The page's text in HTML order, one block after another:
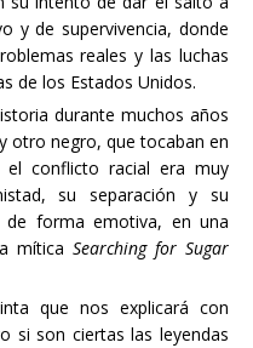
y de supervivencia, donde
reales y las luchas
de los Estados Unidos.
durante muchos años
otro negro, que tocaban en
el conflicto racial era muy
su separación y su
de forma emotiva, en una
míticaSearching for Sugar
que nos explicará con
si son ciertas las leyendas